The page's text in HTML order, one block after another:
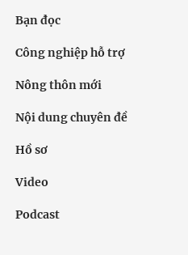
Bạn đọc
Công nghiệp hỗ trợ
Nông thôn mới
Nội dung chuyên đề
Hồ sơ
Video
Podcast